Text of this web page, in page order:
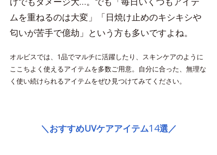
ムを重ねるのは大変」「日焼け止めのキシキシや
匂いが苦手で億劫」という方も多いですよね。
オルビスでは、1品でマルチに活躍したり、スキンケアのように
ここちよく使えるアイテムを多数ご用意。自分に合った、無理な
く使い続けられるアイテムをぜひ見つけてみてください。
＼おすすめUVケアアイテム14選／